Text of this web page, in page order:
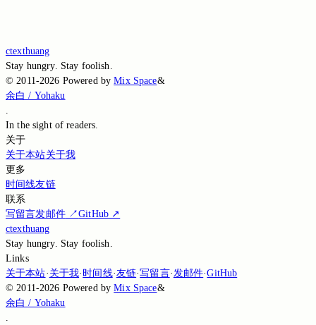
ctexthuang
Stay hungry. Stay foolish.
©2011-2026 Powered by Mix Space&
余白 / Yohaku
.
In the sight ofreaders.
关于
关于本站关于我
更多
时间线友链
联系
写留言发邮件↗GitHub↗
ctexthuang
Stay hungry. Stay foolish.
Links
关于本站· 关于我· 时间线·友链·写留言·发邮件·GitHub
©2011-2026 Powered by Mix Space&
余白 / Yohaku
.